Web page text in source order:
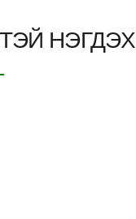
НЭГДЭХ